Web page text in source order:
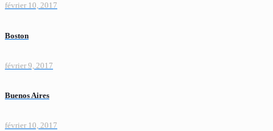
février 10, 2017
Boston
février 9, 2017
Buenos Aires
février 10, 2017